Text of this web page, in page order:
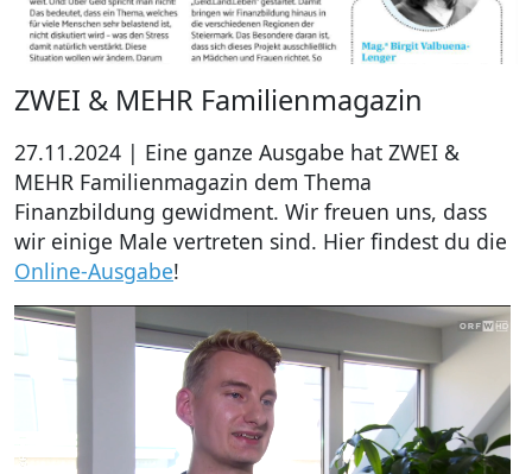
ZWEI & MEHR Familienmagazin
27.11.2024 | Eine ganze Ausgabe hat ZWEI &
MEHR Familienmagazin dem Thema
Finanzbildung gewidment. Wir freuen uns, dass
wir einige Male vertreten sind. Hier findest du die
Online-Ausgabe!